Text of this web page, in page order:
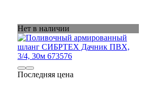
Нет в наличии
Последняя цена